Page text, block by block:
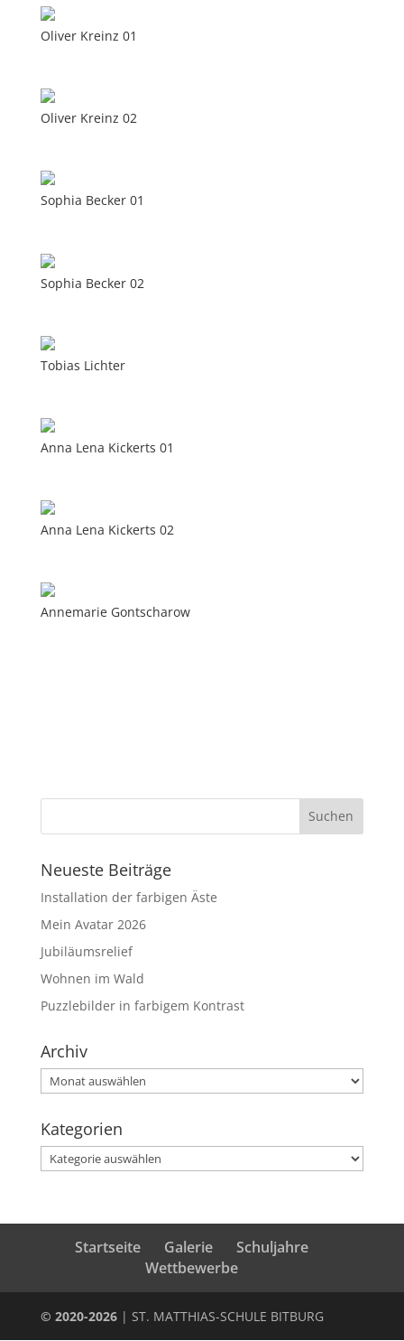
Oliver Kreinz 01
Oliver Kreinz 02
Sophia Becker 01
Sophia Becker 02
Tobias Lichter
Anna Lena Kickerts 01
Anna Lena Kickerts 02
Annemarie Gontscharow
Neueste Beiträge
Installation der farbigen Äste
Mein Avatar 2026
Jubiläumsrelief
Wohnen im Wald
Puzzlebilder in farbigem Kontrast
Archiv
Archiv
Kategorien
Kategorien
Startseite Galerie
Schuljahre
Wettbewerbe
© 2020-2026 | ST. MATTHIAS-SCHULE BITBURG